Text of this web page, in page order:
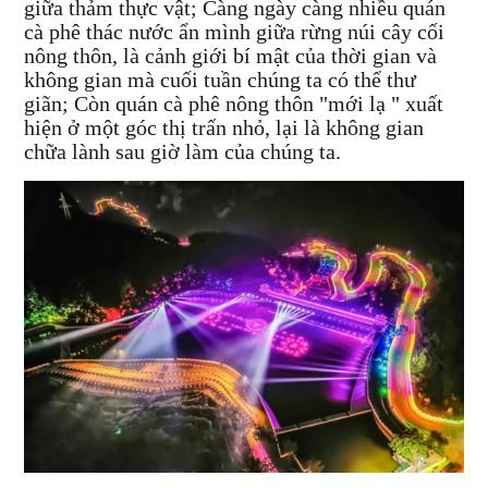
giữa thảm thực vật; Càng ngày càng nhiều quán
cà phê thác nước ẩn mình giữa rừng núi cây cối
nông thôn, là cảnh giới bí mật của thời gian và
không gian mà cuối tuần chúng ta có thể thư
giãn; Còn quán cà phê nông thôn "mới lạ " xuất
hiện ở một góc thị trấn nhỏ, lại là không gian
chữa lành sau giờ làm của chúng ta.